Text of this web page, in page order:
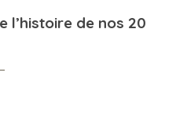
l’histoire de nos 20